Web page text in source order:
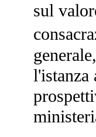
sul
l'istanza